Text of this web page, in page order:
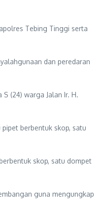
Tebing Tinggi serta
dan peredaran
(24) warga Jalan Ir. H.
berbentuk skop, satu
skop, satu dompet
guna mengungkap